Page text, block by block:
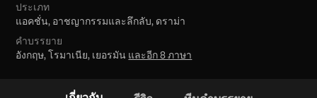
ประเภท
แอคชั่น, อาชญากรรมและลึกลับ, ดราม่า
คำบรรยาย
อังกฤษ, โรมาเนีย, เยอรมัน และอีก 8 ภาษา